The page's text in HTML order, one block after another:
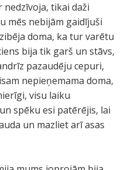
nedzīvoja, tikai daži
mēs nebijām gaidījuši
doma, ka tur varētu
bija tik garš un stāvs,
pazaudēju cepuri,
nepieņemama doma,
visu laiku
spēku esi patērējis, lai
un mazliet arī asas